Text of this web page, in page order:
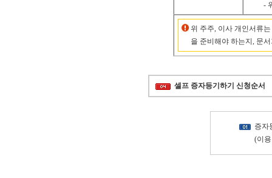
-
위 주주, 이사 개인서류
을 준비해야 하는지, 문
셀프 증자등기하기 신청순서
증자
(이